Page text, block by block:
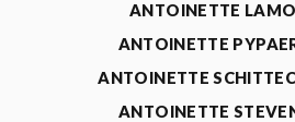
ANTOINETTE
ANTOINETTE
ANTOINETTE
ANTOINETTE